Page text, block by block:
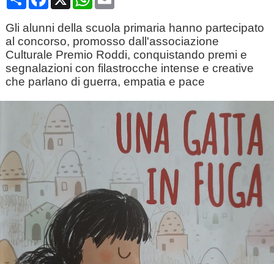
Gli alunni della scuola primaria hanno partecipato
al concorso, promosso dall'associazione
Culturale Premio Roddi, conquistando premi e
segnalazioni con filastrocche intense e creative
che parlano di guerra, empatia e pace